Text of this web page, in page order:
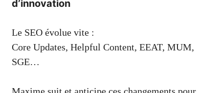
d’innovation
Le SEO évolue vite :
Core Updates, Helpful Content, EEAT, MUM,
SGE…